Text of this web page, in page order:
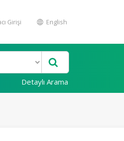
Girişi English
Detaylı Arama